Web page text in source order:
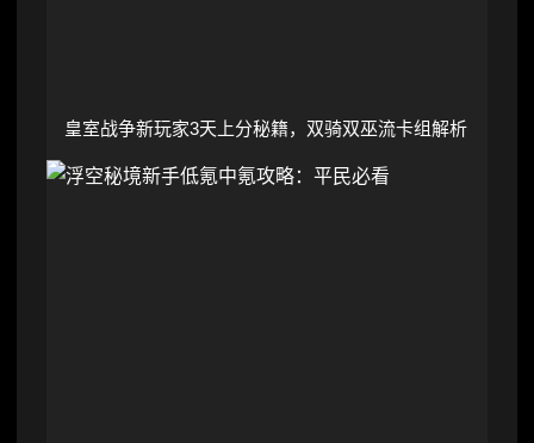
皇室战争新玩家3天上分秘籍，双骑双巫流卡组解析